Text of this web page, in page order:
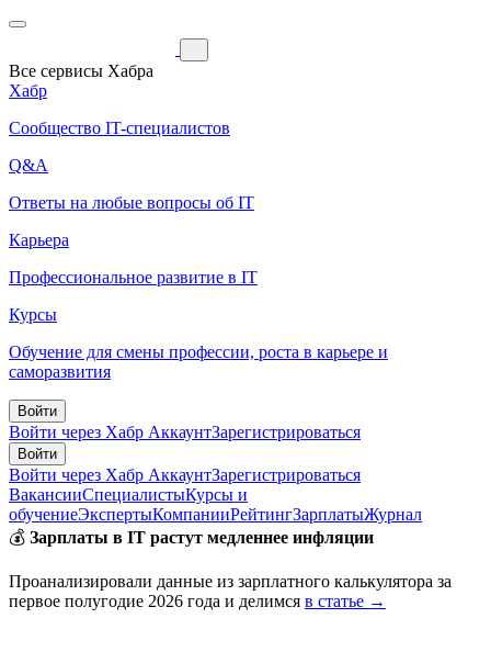
Все сервисы Хабра
Хабр
Сообщество IT-специалистов
Q&A
Ответы на любые вопросы об IT
Карьера
Профессиональное развитие в IT
Курсы
Обучение для смены профессии, роста в карьере и
саморазвития
Войти
Войти через Хабр АккаунтЗарегистрироваться
Войти
Войти через Хабр АккаунтЗарегистрироваться
ВакансииСпециалистыКурсы и
обучениеЭкспертыКомпанииРейтингЗарплатыЖурнал
💰 Зарплаты в IT растут медленнее инфляции
Проанализировали данные из зарплатного калькулятора за
первое полугодие 2026 года и делимся в статье →